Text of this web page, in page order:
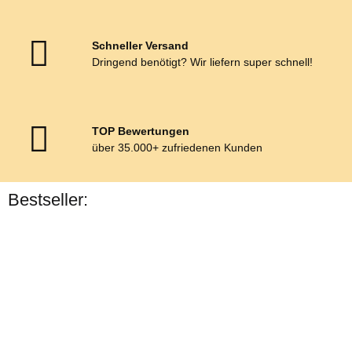
Schneller Versand
Dringend benötigt? Wir liefern super schnell!
TOP Bewertungen
über 35.000+ zufriedenen Kunden
Bestseller: